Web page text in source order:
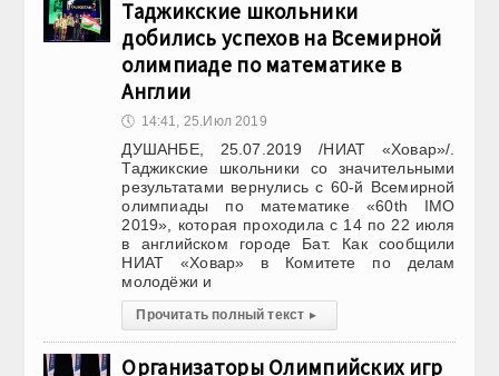
Таджикские школьники
добились успехов на Всемирной
олимпиаде по математике в
Англии
🕔 14:41, 25.Июл 2019
ДУШАНБЕ, 25.07.2019 /НИАТ «Ховар»/.
Таджикские школьники со значительными
результатами вернулись с 60-й Всемирной
олимпиады по математике «60th IMO
2019», которая проходила с 14 по 22 июля
в английском городе Бат. Как сообщили
НИАТ «Ховар» в Комитете по делам
молодёжи и
Прочитать полный текст ▸
Организаторы Олимпийских игр